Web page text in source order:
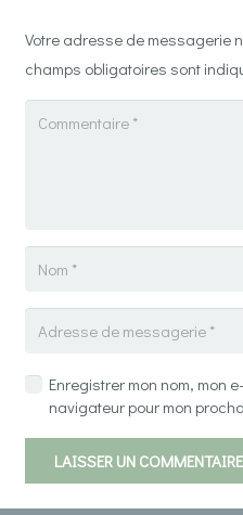
Votre adresse de messagerie
champs obligatoires sont
Enregistrer mon nom, mon
navigateur pour mon
LAISSER UN COMMENTAIRE